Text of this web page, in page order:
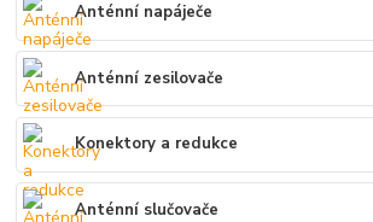
Anténní napáječe
Anténní zesilovače
Konektory a redukce
Anténní slučovače